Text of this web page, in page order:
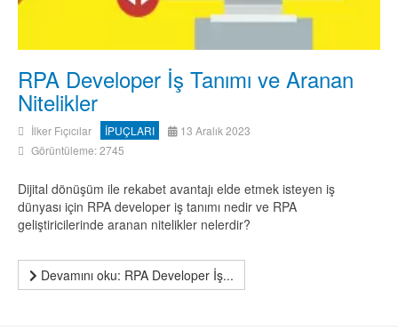
RPA Developer İş Tanımı ve Aranan
Nitelikler
İlker Fıçıcılar İPUÇLARI
13 Aralık 2023
Görüntüleme: 2745
Dijital dönüşüm ile rekabet avantajı elde etmek isteyen iş
dünyası için RPA developer iş tanımı nedir ve RPA
geliştiricilerinde aranan nitelikler nelerdir?
Devamını oku: RPA Developer İş...